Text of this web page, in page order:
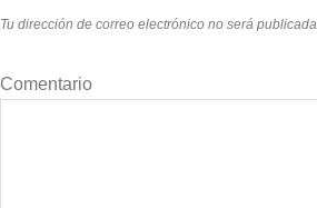
Tu dirección de correo electrónico no será publicada.
Comentario